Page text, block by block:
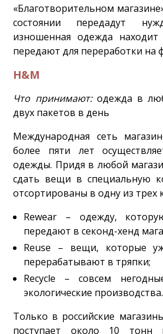
«Благотворительном
состоянии передадут
изношенная одежда
передают для переработки на
H&M
Что принимают:одежда в
двух пакетов в день
Международная сеть
более пяти лет
одежды. Придя в любой
сдать вещи в специальную
отсортированы в одну из трех
Rewear – одежду,
передают в секонд-хенд
Reuse – вещи, которые
перерабатывают в тряпки;
Recycle – совсем
экологические производства.
Только в российские
поступает около 10 тонн